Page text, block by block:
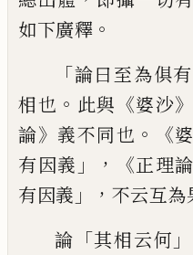
如下廣釋 。
「論曰至為俱
相也 。 此與 《婆沙》
論》 義不同也 。《
有因義 」，《正理論
有因義 」， 不云互為
論 「其相云何